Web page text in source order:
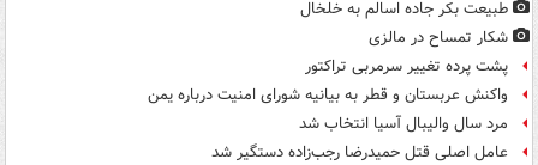
طبیعت بکر جاده اسالم به خلخال
شکار تمساح در مالزی
پشت پرده تغییر سرمربی تراکتور
واکنش عربستان و قطر به بیانیه شورای امنیت درباره یمن
مرد سال والیبال آسیا انتخاب شد
عامل اصلی قتل حمیدرضا رجب‌زاده دستگیر شد